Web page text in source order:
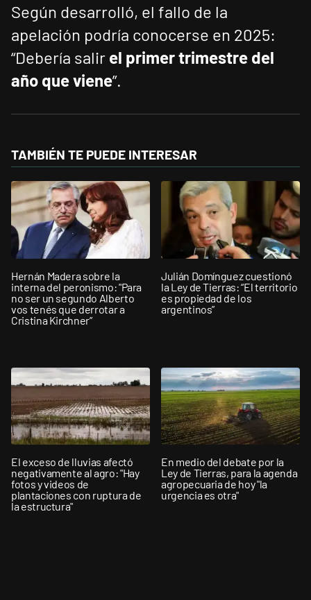
Según desarrolló, el fallo de la
apelación podría conocerse en 2025:
“Debería salir el primer trimestre del
año que viene”.
TAMBIÉN TE PUEDE INTERESAR
Hernán Madera sobre la
interna del peronismo: "Para
no ser un segundo Alberto
vos tenés que derrotar a
Cristina Kirchner”
Julián Domínguez cuestionó
la Ley de Tierras: “El territorio
es propiedad de los
argentinos”
El exceso de lluvias afectó
negativamente al agro: "Hay
fotos y videos de
plantaciones con ruptura de
la estructura"
En medio del debate por la
Ley de Tierras, para la agenda
agropecuaria de hoy "la
urgencia es otra"